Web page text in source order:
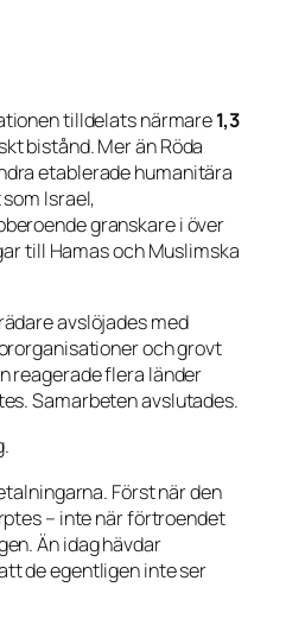
tilldelats närmare1,3
bistånd. Mer än Röda
etablerade humanitära
Israel,
granskare i över
till Hamas och Muslimska
avslöjades med
och grovt
reagerade flera länder
Samarbeten avslutades.
Först när den
– inte när förtroendet
Än idag hävdar
de egentligen inte ser